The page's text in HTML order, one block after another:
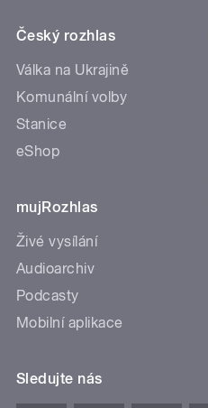
Český rozhlas
Válka na Ukrajině
Komunální volby
Stanice
eShop
mujRozhlas
Živé vysílání
Audioarchiv
Podcasty
Mobilní aplikace
Sledujte nás